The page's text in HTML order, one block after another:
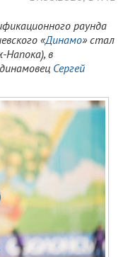
раунда
«Динамо» стал
Напока), в
Сергей